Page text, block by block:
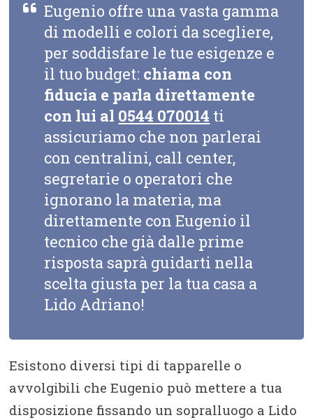
Eugenio offre una vasta gamma
di modelli e colori da scegliere,
per soddisfare le tue esigenze e
il tuo budget: chiama con
fiducia e parla direttamente
con lui al 0544 070014 ti
assicuriamo che non parlerai
con centralini, call center,
segretarie o operatori che
ignorano la materia, ma
direttamente con Eugenio il
tecnico che già dalle prime
risposta saprà guidarti nella
scelta giusta per la tua casa a
Lido Adriano!
Esistono diversi tipi di tapparelle o
avvolgibili che Eugenio può mettere a tua
disposizione fissando un sopralluogo a Lido